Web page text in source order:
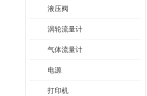
液压阀
涡轮流量计
气体流量计
电源
打印机